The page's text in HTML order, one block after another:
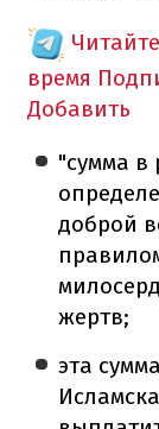
время
Добавить
"сумма в
доброй
жертв;
эта